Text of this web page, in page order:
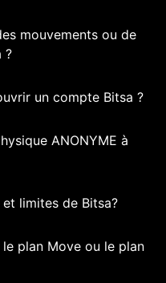
mouvements ou de
?
un compte Bitsa ?
ANONYME à
limites de Bitsa?
plan Move ou le plan